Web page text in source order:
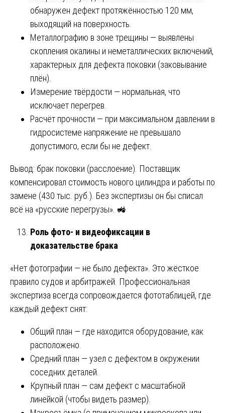
обнаружен дефект протяжённостью 120 мм,
выходящий на поверхность.
Металлографию в зоне трещины — выявлены
скопления окалины и неметаллических включений,
характерных для дефекта поковки (заковывание
плён).
Измерение твёрдости — нормальная, что
исключает перегрев.
Расчёт прочности — при максимальном давлении в
гидросистеме напряжение не превышало
допустимого, если бы не дефект.
Вывод: брак поковки (расслоение). Поставщик
компенсировал стоимость нового цилиндра и работы по
замене (430 тыс. руб.). Без экспертизы он бы списал
всё на «русские перегрузы». 🚜
Роль фото- и видеофиксации в
доказательстве брака
«Нет фотографии — не было дефекта». Это жёсткое
правило судов и арбитражей. Профессиональная
экспертиза всегда сопровождается фототаблицей, где
каждый дефект снят:
Общий план — где находится оборудование, как
расположено.
Средний план — узел с дефектом в окружении
соседних деталей.
Крупный план — сам дефект с масштабной
линейкой (чтобы видеть размер).